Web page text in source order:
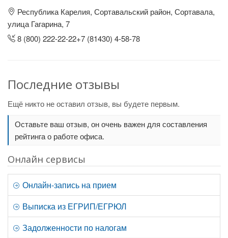
Республика Карелия, Сортавальский район, Сортавала,
улица Гагарина, 7
8 (800) 222-22-22+7 (81430) 4-58-78
Последние отзывы
Ещё никто не оставил отзыв, вы будете первым.
Оставьте ваш отзыв, он очень важен для составления
рейтинга о работе офиса.
Онлайн сервисы
Онлайн-запись на прием
Выписка из ЕГРИП/ЕГРЮЛ
Задолженности по налогам